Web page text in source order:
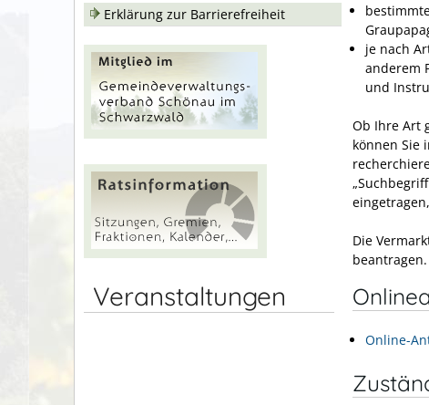
Erklärung zur Barrierefreiheit
Veranstaltungen
je nach
anderem
und
Ob Ihre Art
können Sie
Die
beantragen.
Online-